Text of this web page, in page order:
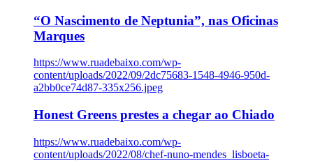
“O Nascimento de Neptunia”, nas Oficinas
Marques
https://www.ruadebaixo.com/wp-
content/uploads/2022/09/2dc75683-1548-4946-950d-
a2bb0ce74d87-335x256.jpeg
Honest Greens prestes a chegar ao Chiado
https://www.ruadebaixo.com/wp-
content/uploads/2022/08/chef-nuno-mendes_lisboeta-